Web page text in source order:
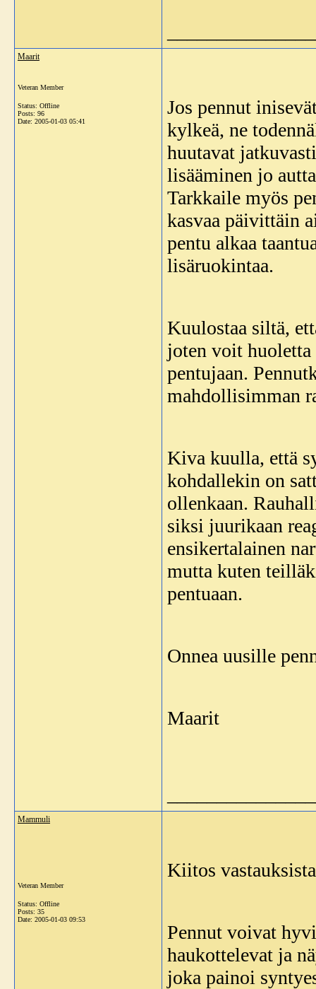
Maarit
Veteran Member
Status: Offline
Posts: 96
Date: 2005-01-03 05:41
Jos pennut
kylkeä, ne
huutavat
lisääminen jo
Tarkkaile myös
kasvaa päivittäin
pentu alkaa
lisäruokintaa.
Kuulostaa siltä,
joten voit huoletta
pentujaan.
mahdollisimman
Kiva kuulla, että
kohdallekin on
ollenkaan.
siksi juurikaan
ensikertalainen
mutta kuten
pentuaan.
Onnea uusille
Maarit
Mammuli
Veteran Member
Status: Offline
Posts: 35
Date: 2005-01-03 09:53
Kiitos
Pennut voivat
haukottelevat ja
joka painoi